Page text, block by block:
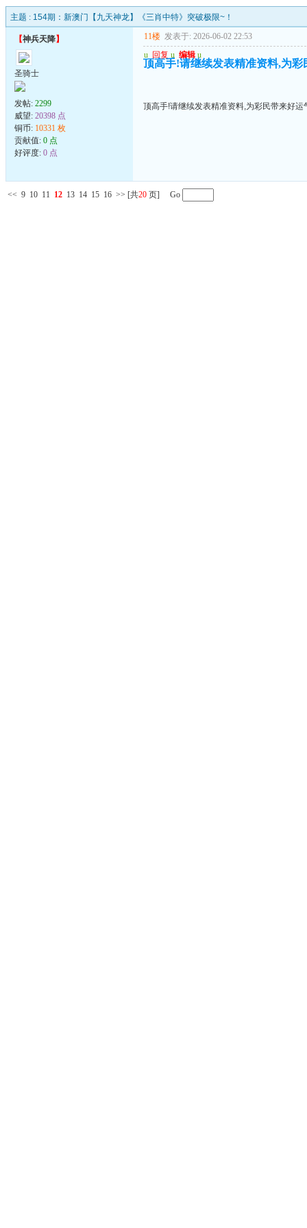
主题 : 154期：新澳门【九天神龙】《三肖中特》突破极限~！
【神兵天降】
圣骑士
发帖: 2299
威望: 20398 点
铜币: 10331 枚
贡献值: 0 点
好评度: 0 点
11楼 发表于: 2026-06-02 22:53
u 回复 u 编辑 u
顶高手!请继续发表精准资料,为
顶高手!请继续发表精准资料,为彩民带来好运
<< 9 10 11 12 13 14 15 16 >> [共20 页] Go